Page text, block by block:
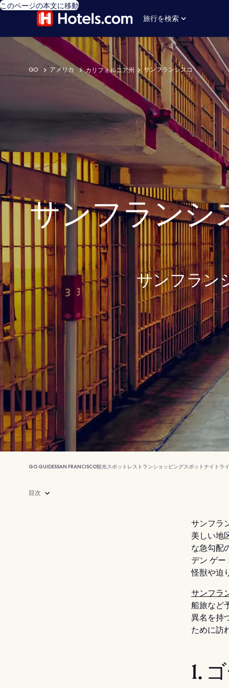
このページの本文に移動
旅行を検索
GO アメリカ カリフォルニア州 サンフランシスコ
サンフランシ
サンフラン
GO GUIDESSAN FRANCISCO観光スポット レストランショッピングスポットナイトラ
目次
サンフラ
美しい地
な急勾配
デン ゲ
怪獣や迫
サンフラ
船旅など
異名を持
ために訪
1.